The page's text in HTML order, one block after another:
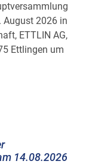
August 2026 in
ETTLIN AG,
Ettlingen um
14.08.2026